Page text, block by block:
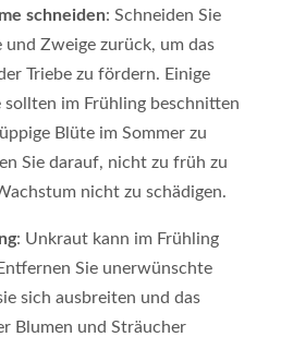
schneiden: Schneiden Sie
und Zweige zurück, um das
Triebe zu fördern. Einige
sollten im Frühling beschnitten
Blüte im Sommer zu
Sie darauf, nicht zu früh zu
nicht zu schädigen.
: Unkraut kann im Frühling
Sie unerwünschte
sich ausbreiten und das
Blumen und Sträucher